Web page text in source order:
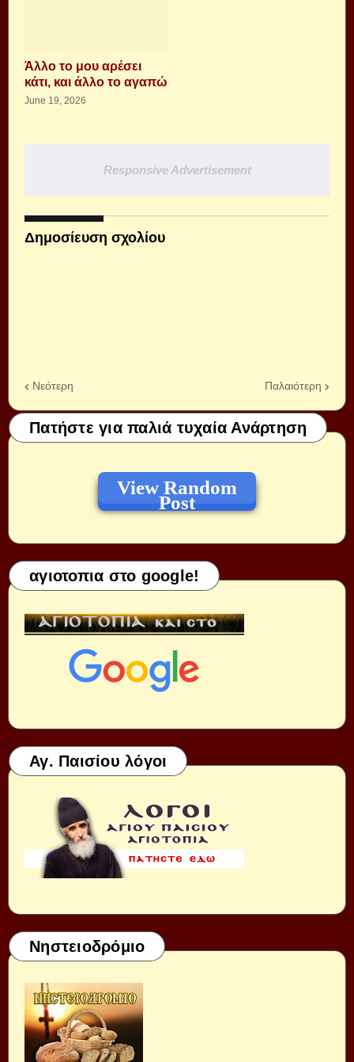
Άλλο το μου αρέσει
κάτι, και άλλο το αγαπώ
June 19, 2026
Responsive Advertisement
Δημοσίευση σχολίου
Νεότερη Παλαιότερη
Πατήστε για παλιά τυχαία Ανάρτηση
View Random
Post
αγιοτοπια στο google!
Αγ. Παισίου λόγοι
Νηστειοδρόμιο